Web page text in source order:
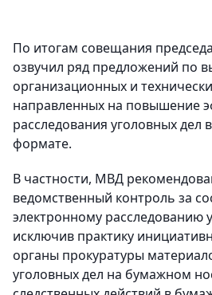
По итогам совещания
озвучил ряд предложений по
организационных и
направленных на повышение
расследования уголовных дел
формате.
В частности, МВД
ведомственный контроль за
электронному расследованию
исключив практику
органы прокуратуры
уголовных дел на бумажном